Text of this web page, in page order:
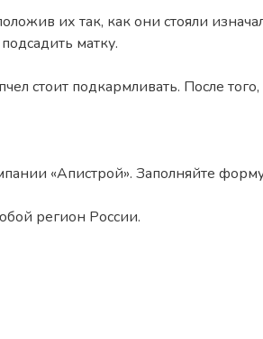
их так, как они стояли
матку.
стоит подкармливать. После
«Апистрой». Заполняйте
регион России.